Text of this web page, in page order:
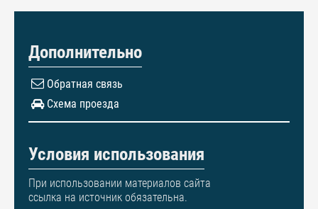
Дополнительно
Обратная связь
Схема проезда
Условия использования
При использовании материалов сайта
ссылка на источник обязательна.